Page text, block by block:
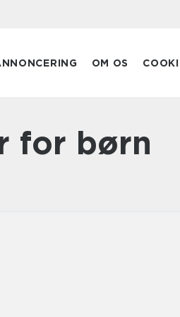
OM OS
for børn